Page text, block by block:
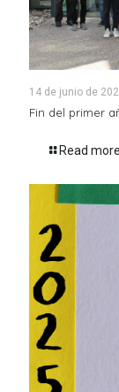
14 de junio de
Fin del primer
Read more